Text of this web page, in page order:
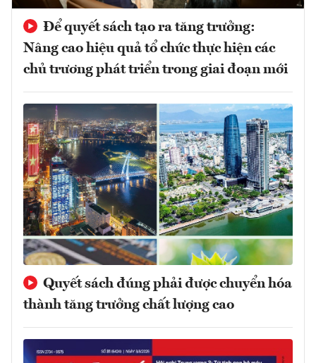
Để quyết sách tạo ra tăng trưởng:
Nâng cao hiệu quả tổ chức thực hiện các
chủ trương phát triển trong giai đoạn mới
Quyết sách đúng phải được chuyển hóa
thành tăng trưởng chất lượng cao